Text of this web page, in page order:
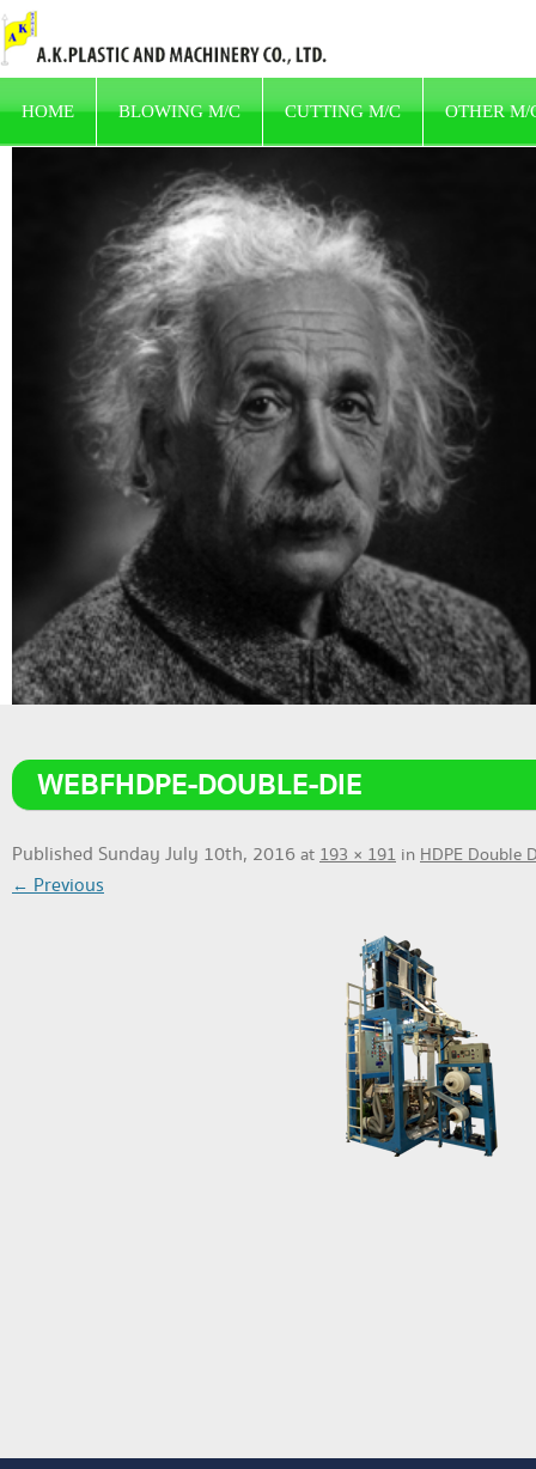
HOME BLOWING M/C CUTTING M/C OTHER M/
WEBFHDPE-DOUBLE-DIE
Published Sunday July 10th, 2016at193 × 191 inHDPE Double
← Previous